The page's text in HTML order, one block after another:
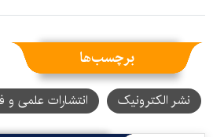
برچسب‌ها
نشر الکترونیک انتشارات علمی و